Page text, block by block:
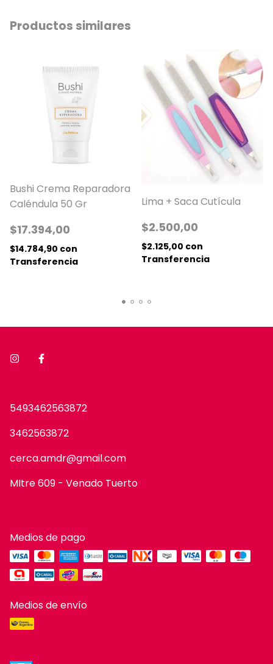
Productos similares
Bushi Crema Reparadora
Caléndula 50 Gr
$17.394,00
$14.784,90 con
Transferencia
Lima + Saca Cutícula
$2.500,00
$2.125,00 con
Transferencia
5493462563872
3462563872
cerca.amdr@gmail.com
MItre 609 - Venado Tuerto
Medios de pago
Medios de envío